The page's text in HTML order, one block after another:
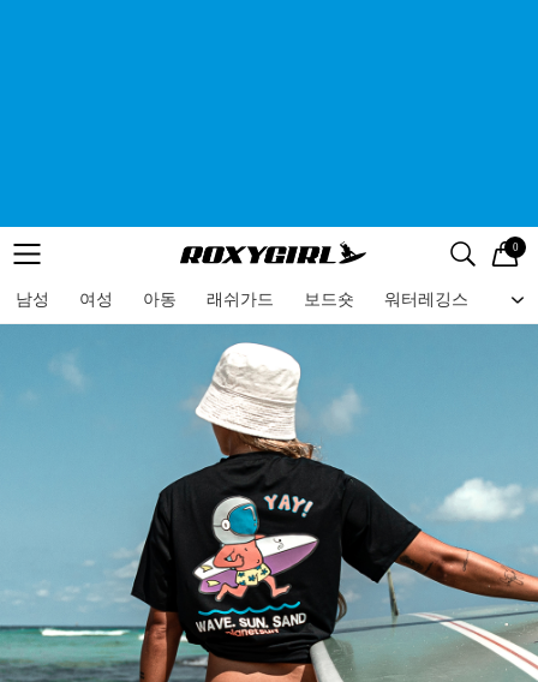
메뉴 검색
로고 0
남성 여성 아동 래쉬가드 보드숏 워터레깅스 비
메뉴